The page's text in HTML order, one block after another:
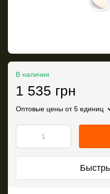
В наличии
1 535 грн
Оптовые цены от 5 единиц